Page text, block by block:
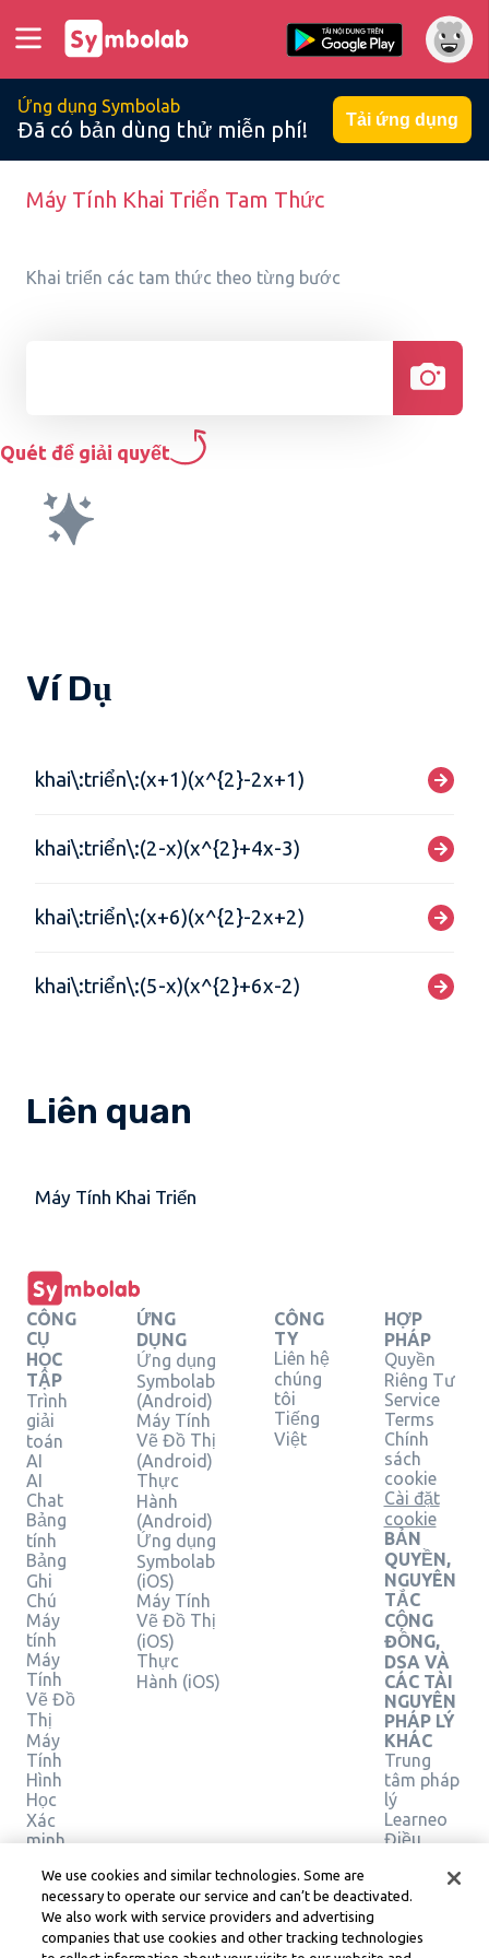
Ứng dụng Symbolab
Đã có bản dùng thử miễn phí! Tải ứng dụng
Máy Tính Khai Triển Tam Thức
Khai triển các tam thức theo từng bước
Quét để giải quyết
Ví Dụ
khai\:triển\:(x+1)(x^{2}-2x+1)
khai\:triển\:(2-x)(x^{2}+4x-3)
khai\:triển\:(x+6)(x^{2}-2x+2)
khai\:triển\:(5-x)(x^{2}+6x-2)
Liên quan
Máy Tính Khai Triển
CÔNG
CỤ
HỌC
TẬP
Trình
giải
toán
AI
AI
Chat
Bảng
tính
Bảng
Ghi
Chú
Máy
tính
Máy
Tính
Vẽ Đồ
Thị
Máy
Tính
Hình
Học
Xác
minh
pháp
ỨNG
DỤNG
Ứng dụng
Symbolab
(Android)
Máy Tính
Vẽ Đồ Thị
(Android)
Thực
Hành
(Android)
Ứng dụng
Symbolab
(iOS)
Máy Tính
Vẽ Đồ Thị
(iOS)
Thực
Hành (iOS)
CÔNG
TY
Liên hệ
chúng
tôi
Tiếng
Việt
HỢP
PHÁP
Quyền
Riêng Tư
Service
Terms
Chính
sách
cookie
Cài đặt
cookie
BẢN
QUYỀN,
NGUYÊN
TẮC
CỘNG
ĐỒNG,
DSA VÀ
CÁC TÀI
NGUYÊN
PHÁP LÝ
KHÁC
Trung
tâm pháp
lý
Learneo
Điều
của
We use cookies and similar technologies. Some are
necessary to operate our service and can’t be deactivated.
We also work with service providers and advertising
companies that use cookies and other tracking technologies